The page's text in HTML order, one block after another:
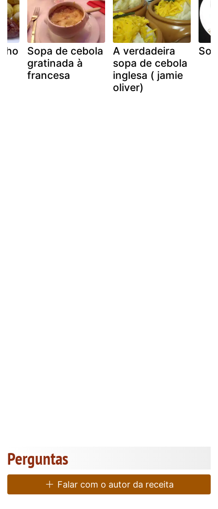
Sopa de cebola
gratinada à
francesa
A verdadeira
sopa de cebola
inglesa ( jamie
oliver)
Perguntas
Falar com o autor da receita